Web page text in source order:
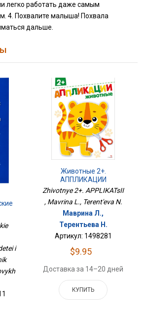
легко работать даже самым
4. Похвалите малыша! Похвала
дальше.
i
Животные 2+.
АППЛИКАЦИИ
Zhivotnye 2+. APPLIKATsII
, Mavrina L., Terent'eva N.
Маврина Л.,
Терентьева Н.
Артикул: 1498281
$9.95
Доставка за 14–20 дней
КУПИТЬ